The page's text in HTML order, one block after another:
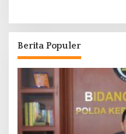
Berita Populer